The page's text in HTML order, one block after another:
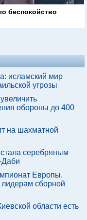
беспокойство
исламский мир
угрозы
обороны до 400
на шахматной
серебряным
Даби
Европы.
сборной
области есть